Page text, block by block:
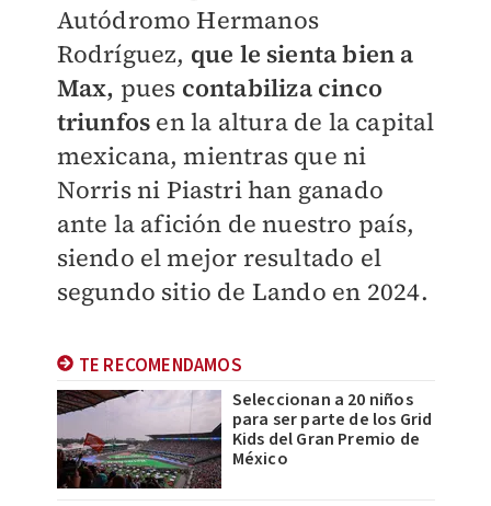
Autódromo Hermanos
Rodríguez, que le sienta bien a
Max, pues contabiliza cinco
triunfos en la altura de la capital
mexicana, mientras que ni
Norris ni Piastri han ganado
ante la afición de nuestro país,
siendo el mejor resultado el
segundo sitio de Lando en 2024.
TE RECOMENDAMOS
Seleccionan a 20 niños
para ser parte de los Grid
Kids del Gran Premio de
México